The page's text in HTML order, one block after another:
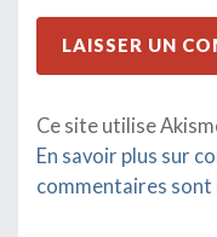
Ce site utilise
En savoir plus sur
commentaires sont